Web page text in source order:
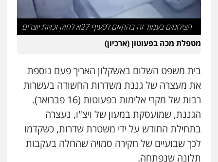
הצילומים בעמוד זה בהתאם לסעיף 27א לחוק זכויות יוצרים
מטפלת מכה בפעוטון (ארכיון)
בית משפט השלום באשקלון האריך פעם נוספת
את מעצרה של גננת משדרות החשודה בעשרות
רבות של מקרי אלימות בפעוטות (16 פברואר).
הגננת, שמועסקת במעון של ויצ"ו, נעצרה
בתחילת החודש על ידי משטרת שדרות, כשקדמו
לכך שבועיים של חקירה סמויה שהחלה בעקבות
תלונה שנפתחה.